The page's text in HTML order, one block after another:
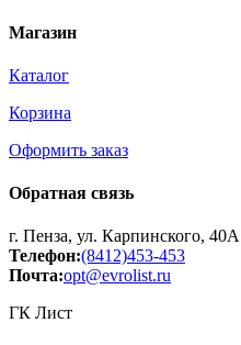
Магазин
Каталог
Корзина
Оформить заказ
Обратная связь
г. Пенза, ул. Карпинского, 40А
Телефон:(8412)453-453
Почта:opt@evrolist.ru
ГК Лист